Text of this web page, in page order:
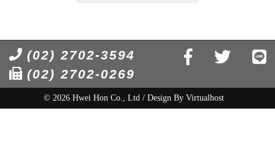
(02) 2702-3594
(02) 2702-0269
© 2026 Hwei Hon Co., Ltd / Design By Virtualhost